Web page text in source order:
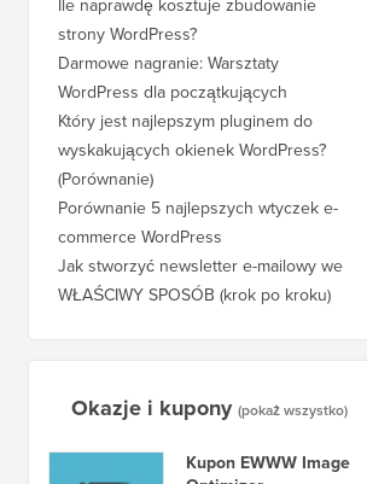
strony WordPress?
Darmowe nagranie: Warsztaty
WordPress dla początkujących
Który jest najlepszym pluginem do
wyskakujących okienek WordPress?
(Porównanie)
Porównanie 5 najlepszych wtyczek e-
commerce WordPress
Jak stworzyć newsletter e-mailowy we
WŁAŚCIWY SPOSÓB (krok po kroku)
Okazje i kupony (pokaż wszystko)
Kupon EWWW Image